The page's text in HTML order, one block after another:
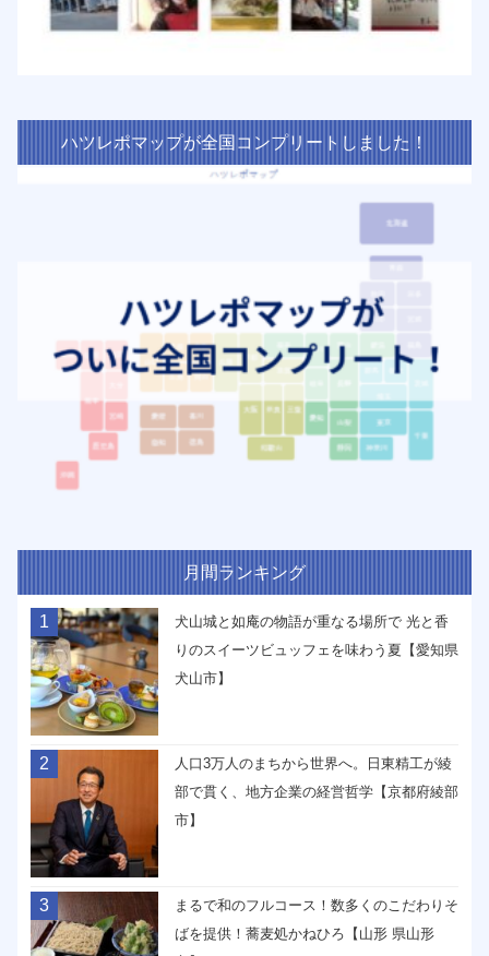
ハツレポマップが全国コンプリートしました！
月間ランキング
1
犬山城と如庵の物語が重なる場所で 光と香
りのスイーツビュッフェを味わう夏【愛知県
犬山市】
2
人口3万人のまちから世界へ。日東精工が綾
部で貫く、地方企業の経営哲学【京都府綾部
市】
3
まるで和のフルコース！数多くのこだわりそ
ばを提供！蕎麦処かねひろ【山形 県山形